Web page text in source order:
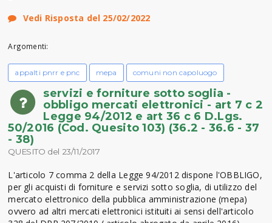
Vedi Risposta del 25/02/2022
Argomenti:
appalti pnrr e pnc mepa comuni non capoluogo
servizi e forniture sotto soglia -
obbligo mercati elettronici - art 7 c 2
Legge 94/2012 e art 36 c 6 D.Lgs.
50/2016 (Cod. Quesito 103) (36.2 - 36.6 - 37
- 38)
QUESITO del 23/11/2017
L'articolo 7 comma 2 della Legge 94/2012 dispone l'OBBLIGO,
per gli acquisti di forniture e servizi sotto soglia, di utilizzo del
mercato elettronico della pubblica amministrazione (mepa)
ovvero ad altri mercati elettronici istituiti ai sensi dell'articolo